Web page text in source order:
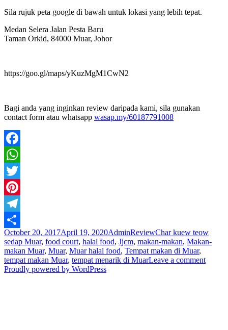
Sila rujuk peta google di bawah untuk lokasi yang lebih tepat.
Medan Selera Jalan Pesta Baru
Taman Orkid, 84000 Muar, Johor
https://goo.gl/maps/yKuzMgM1CwN2
Bagi anda yang inginkan review daripada kami, sila gunakan
contact form atau whatsapp wasap.my/60187791008
Facebook
WhatsApp
Twitter
Pinterest
Telegram
Share
Posted
on
October 20, 2017April 19, 2020Author
AdminCategories
ReviewTags
Char kuew teow
sedap Muar, food court, halal food, Jjcm, makan-makan, Makan-
makan Muar, Muar, Muar halal food, Tempat makan di Muar,
tempat makan Muar, tempat menarik di MuarLeave a commenton
Proudly powered by WordPress